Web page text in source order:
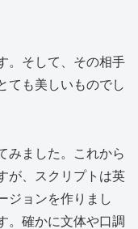
。そして、その相手
ても美しいものでし
みました。これから
が、スクリプトは英
ジョンを作りまし
。確かに文体や口調